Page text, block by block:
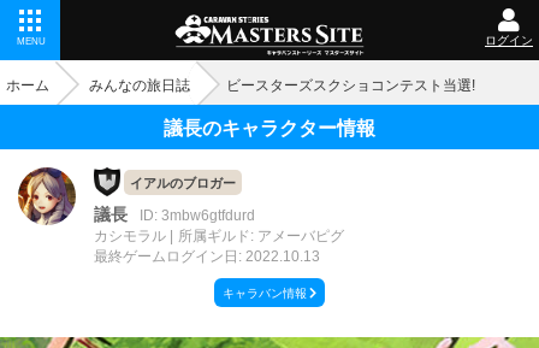
MENU ログイン
ホーム みんなの旅日誌 ビースターズスクショコンテスト当選!
議長のキャラクター情報
イアルのブロガー
議長
ID: 3mbw6gtfdurd
カシモラル
所属ギルド: アメーバピグ
最終ゲームログイン日: 2022.10.13
キャラバン情報